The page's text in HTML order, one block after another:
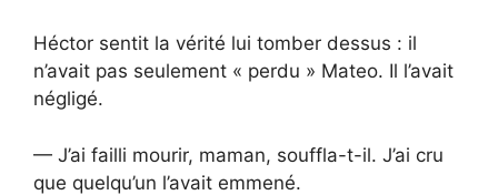
Héctor sentit la vérité lui tomber dessus : il
n’avait pas seulement « perdu » Mateo. Il l’avait
négligé.
— J’ai failli mourir, maman, souffla-t-il. J’ai cru
que quelqu’un l’avait emmené.